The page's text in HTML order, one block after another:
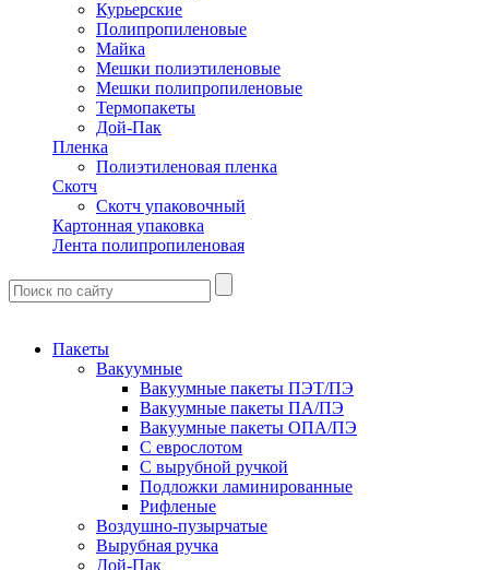
Курьерские
Полипропиленовые
Майка
Мешки полиэтиленовые
Мешки полипропиленовые
Термопакеты
Дой-Пак
Пленка
Полиэтиленовая пленка
Скотч
Скотч упаковочный
Картонная упаковка
Лента полипропиленовая
Пакеты
Вакуумные
Вакуумные пакеты ПЭТ/ПЭ
Вакуумные пакеты ПА/ПЭ
Вакуумные пакеты ОПА/ПЭ
С еврослотом
С вырубной ручкой
Подложки ламинированные
Рифленые
Воздушно-пузырчатые
Вырубная ручка
Дой-Пак